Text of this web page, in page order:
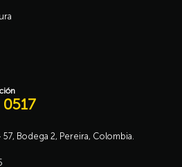
57, Bodega 2, Pereira, Colombia.